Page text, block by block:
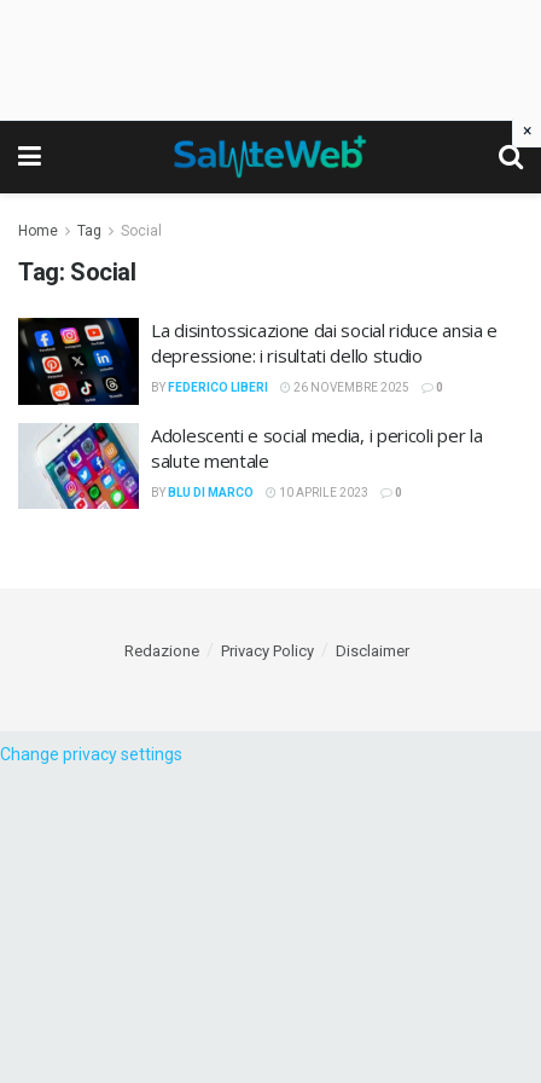
Home Tag Social
Tag: Social
La disintossicazione dai social riduce ansia e
depressione: i risultati dello studio
BY FEDERICO LIBERI 26 NOVEMBRE 2025 0
Adolescenti e social media, i pericoli per la
salute mentale
BY BLU DI MARCO 10 APRILE 2023 0
Redazione Privacy Policy Disclaimer
Change privacy settings
×